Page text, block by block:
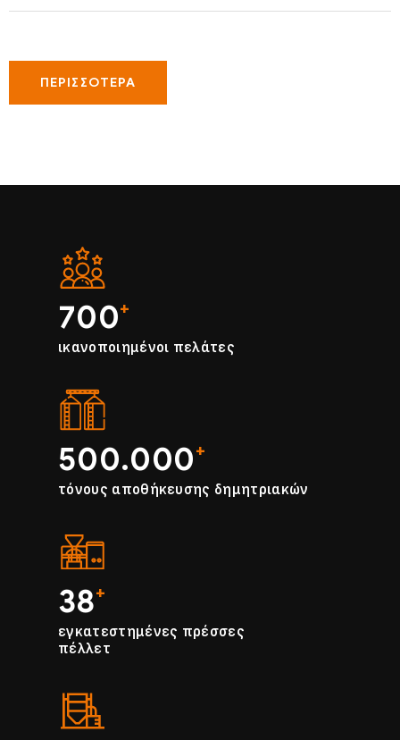
ΠΕΡΙΣΣΌΤΕΡΑ
700+
ικανοποιημένοι πελάτες
500.000+
τόνους αποθήκευσης δημητριακών
38+
εγκατεστημένες πρέσσες
πέλλετ